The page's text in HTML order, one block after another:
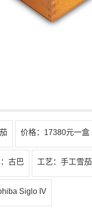
价格：17380元一盒
古巴 工艺：手工雪茄
Siglo IV